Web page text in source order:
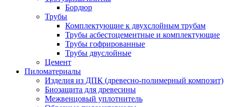
Бордюр
Трубы
Комплектующие к двухслойным трубам
Трубы асбестоцементные и комплектующие
Трубы гофрированные
Трубы двуслойные
Цемент
Пиломатериалы
Изделия из ДПК (древесно-полимерный композит)
Биозащита для древесины
Межвенцовый уплотнитель